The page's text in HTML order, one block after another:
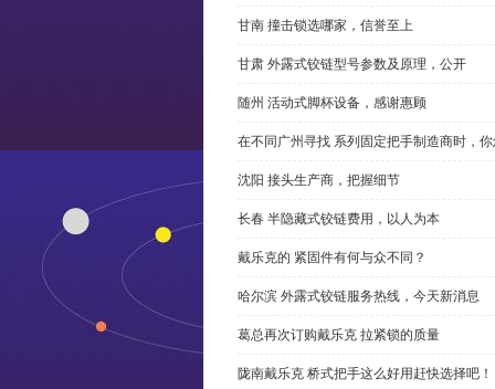
甘南 撞击锁选哪家，信誉至上
甘肃 外露式铰链型号参数及原理，公开
随州 活动式脚杯设备，感谢惠顾
在不同广州寻找 系列固定把手制造商时，
沈阳 接头生产商，把握细节
长春 半隐藏式铰链费用，以人为本
戴乐克的 紧固件有何与众不同？
哈尔滨 外露式铰链服务热线，今天新消息
葛总再次订购戴乐克 拉紧锁的质量
陇南戴乐克 桥式把手这么好用赶快选择吧！